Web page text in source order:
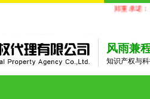
郑重承诺：
风雨兼
知识产权与